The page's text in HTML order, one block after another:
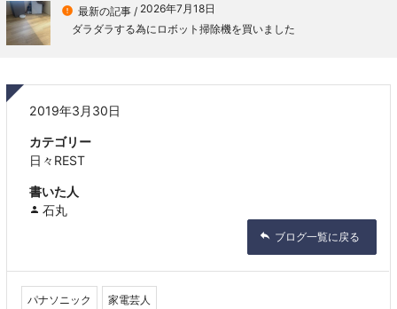
 最新の記事 / 2026年7月18日
ダラダラする為にロボット掃除機を買いました
2019年3月30日
カテゴリー
日々REST
書いた人
石丸
ブログ一覧に戻る
パナソニック 家電芸人